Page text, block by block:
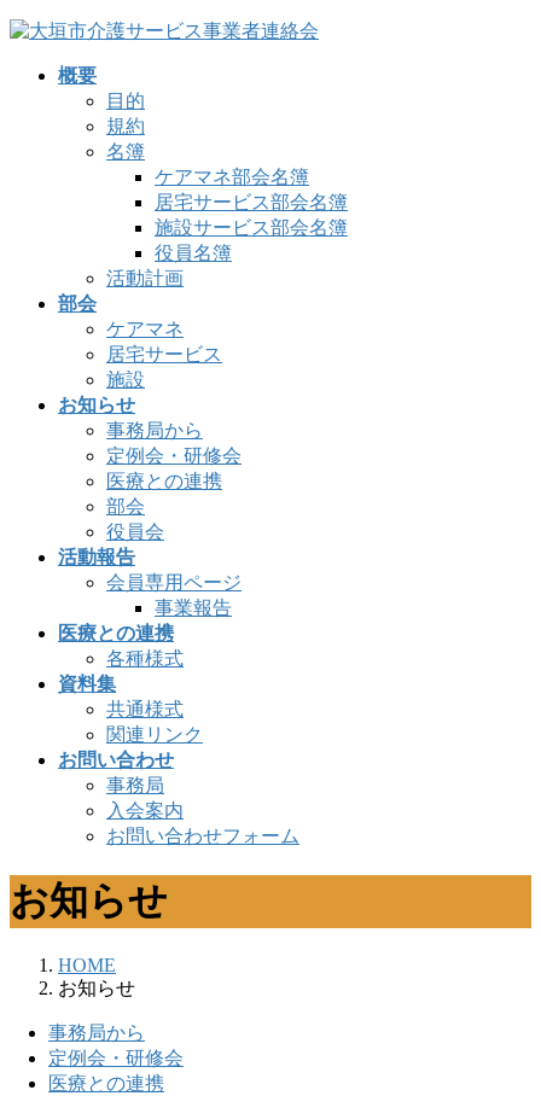
コ
ナ
概要
目的
規約
名簿
ケアマネ部会名簿
居宅サービス部会名簿
施設サービス部会名簿
役員名簿
活動計画
部会
ケアマネ
居宅サービス
施設
お知らせ
事務局から
定例会・研修会
医療との連携
部会
役員会
活動報告
会員専用ページ
事業報告
医療との連携
各種様式
資料集
共通様式
関連リンク
お問い合わせ
事務局
入会案内
お問い合わせフォーム
お知らせ
HOME
お知らせ
事務局から
定例会・研修会
医療との連携